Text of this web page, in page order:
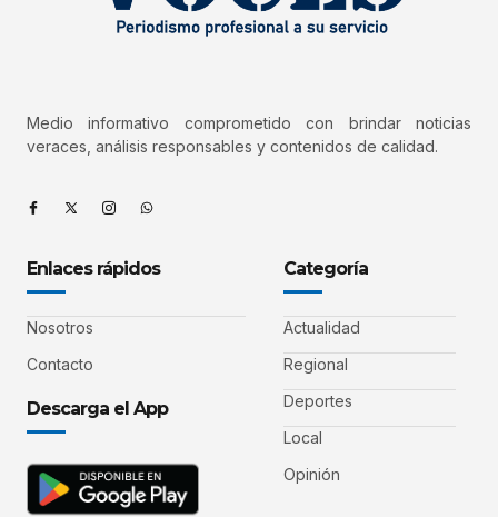
Medio informativo comprometido con brindar noticias
veraces, análisis responsables y contenidos de calidad.
Enlaces rápidos
Nosotros
Contacto
Descarga el App
Categoría
Actualidad
Regional
Deportes
Local
Opinión